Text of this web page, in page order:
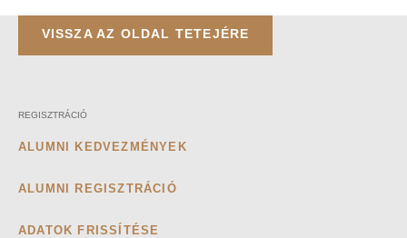
VISSZA AZ OLDAL TETEJÉRE
REGISZTRÁCIÓ
ALUMNI KEDVEZMÉNYEK
ALUMNI REGISZTRÁCIÓ
ADATOK FRISSÍTÉSE